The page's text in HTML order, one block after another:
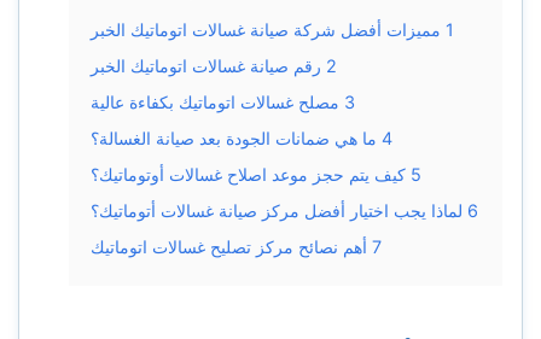
1 مميزات أفضل شركة صيانة غسالات اتوماتيك الخبر
2 رقم صيانة غسالات اتوماتيك الخبر
3 مصلح غسالات اتوماتيك بكفاءة عالية
4 ما هي ضمانات الجودة بعد صيانة الغسالة؟
5 كيف يتم حجز موعد اصلاح غسالات أوتوماتيك؟
6 لماذا يجب اختيار أفضل مركز صيانة غسالات أتوماتيك؟
7 أهم نصائح مركز تصليح غسالات اتوماتيك